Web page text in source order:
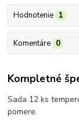
Hodnotenie 1
Komentáre 0
Kompletné
Sada 12 ks
pomere.